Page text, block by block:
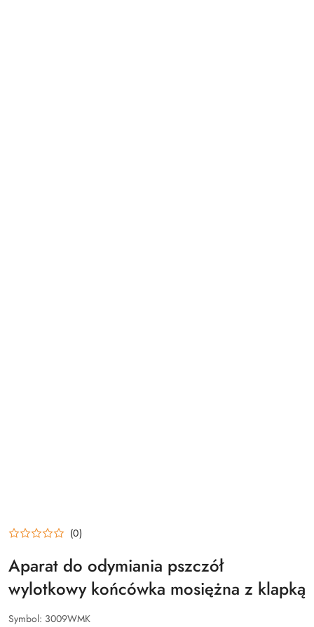
(0)
Aparat do odymiania pszczół
wylotkowy końcówka mosiężna z klapką
Symbol: 3009WMK